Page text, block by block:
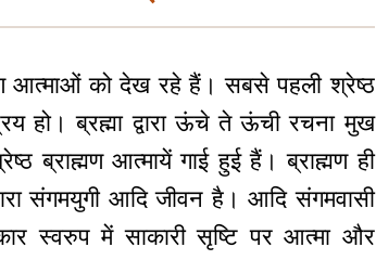
आत्माओं को देख रहे हैं। सबसे पहली श्रेष्ठ
हो। ब्रह्मा द्वारा ऊंचे ते ऊंची रचना मुख
ब्राह्मण आत्मायें गाई हुई हैं। ब्राह्मण ही
संगमयुगी आदि जीवन है। आदि संगमवासी
स्वरुप में साकारी सृष्टि पर आत्मा और